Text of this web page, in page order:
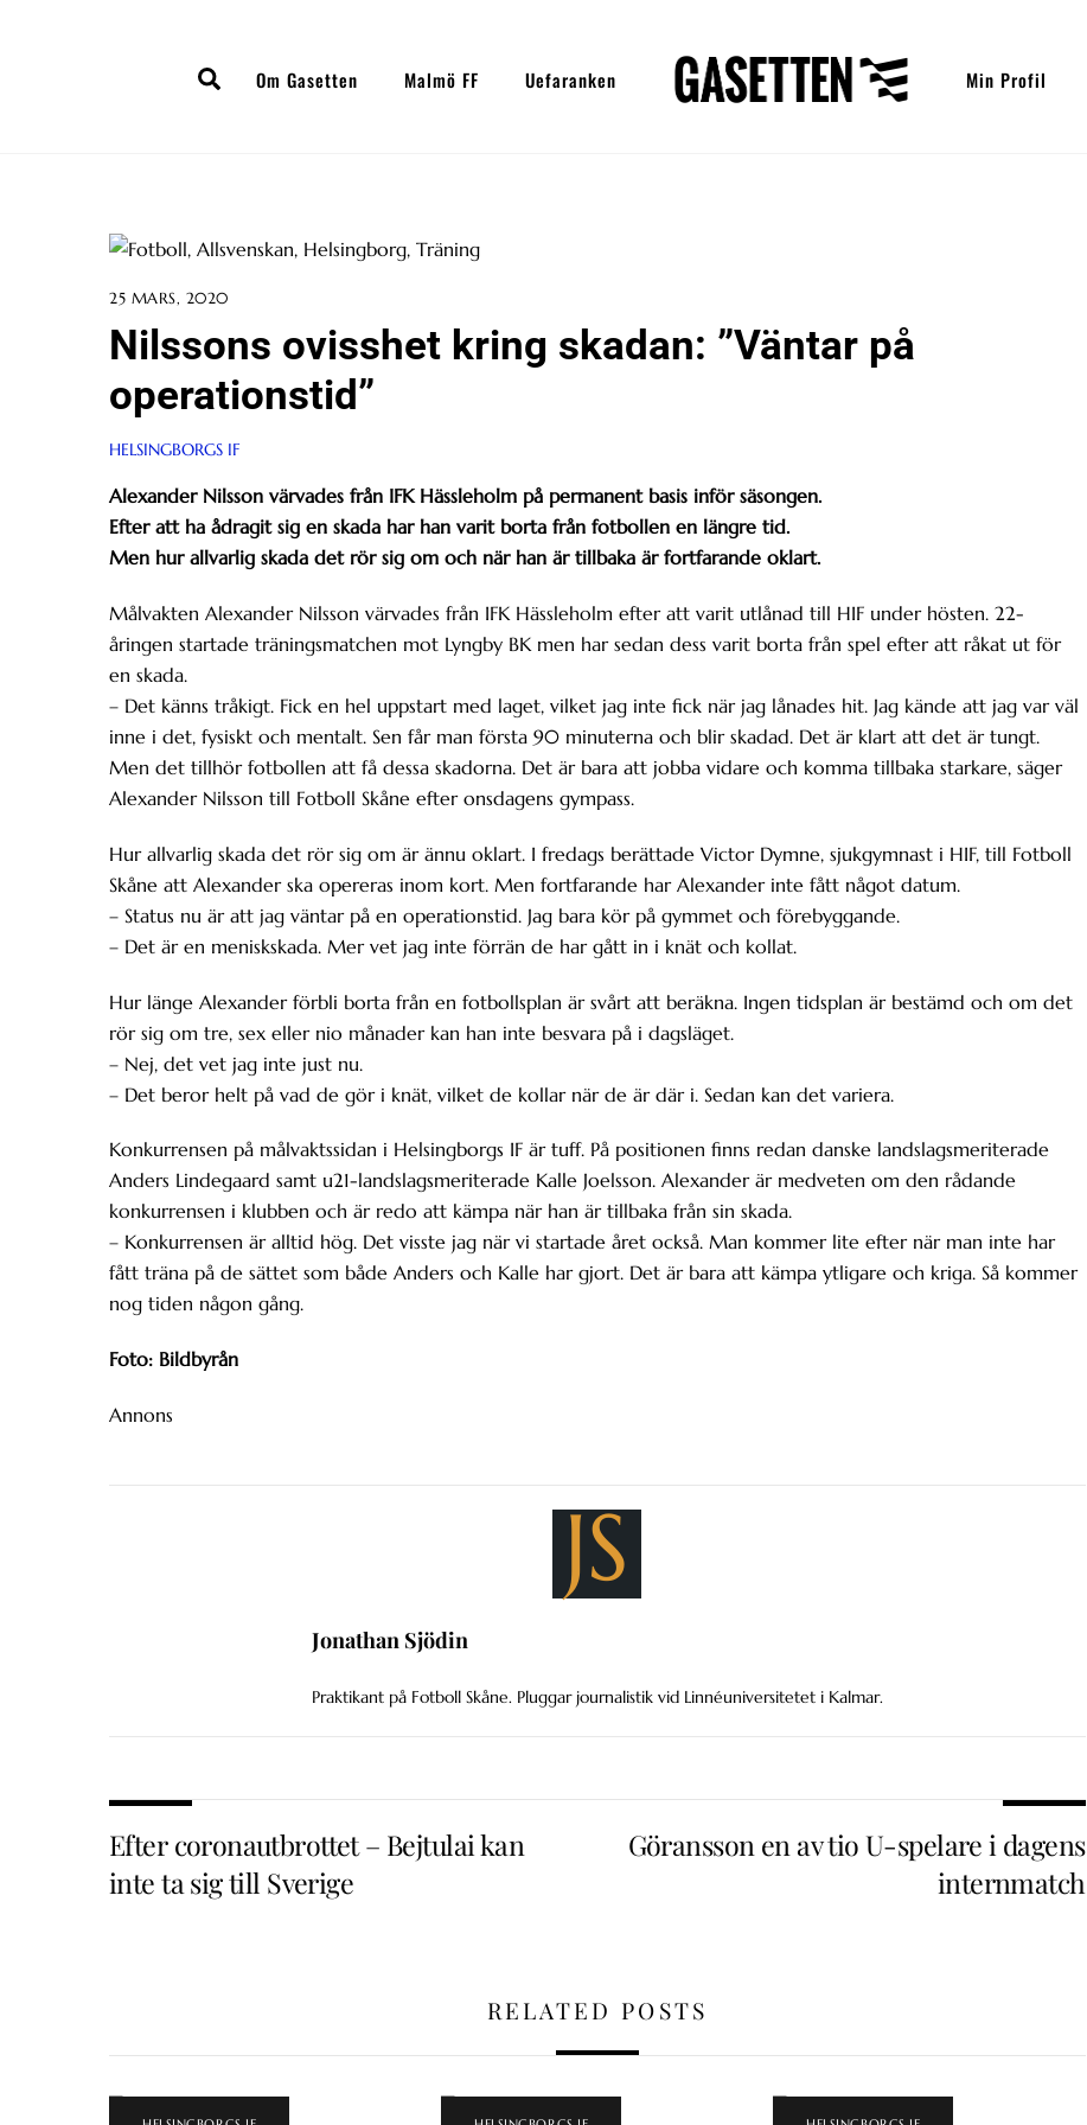
SearchOm Gasetten Malmö FF Uefaranken Min Profil
25 MARS, 2020
Nilssons ovisshet kring skadan: ”Väntar på
operationstid”
HELSINGBORGS IF
Alexander Nilsson värvades från IFK Hässleholm på permanent basis inför säsongen.
Efter att ha ådragit sig en skada har han varit borta från fotbollen en längre tid.
Men hur allvarlig skada det rör sig om och när han är tillbaka är fortfarande oklart.
Målvakten Alexander Nilsson värvades från IFK Hässleholm efter att varit utlånad till HIF under hösten. 22-
åringen startade träningsmatchen mot Lyngby BK men har sedan dess varit borta från spel efter att råkat ut för
en skada.
– Det känns tråkigt. Fick en hel uppstart med laget, vilket jag inte fick när jag lånades hit. Jag kände att jag var väl
inne i det, fysiskt och mentalt. Sen får man första 90 minuterna och blir skadad. Det är klart att det är tungt.
Men det tillhör fotbollen att få dessa skadorna. Det är bara att jobba vidare och komma tillbaka starkare, säger
Alexander Nilsson till Fotboll Skåne efter onsdagens gympass.
Hur allvarlig skada det rör sig om är ännu oklart. I fredags berättade Victor Dymne, sjukgymnast i HIF, till Fotboll
Skåne att Alexander ska opereras inom kort. Men fortfarande har Alexander inte fått något datum.
– Status nu är att jag väntar på en operationstid. Jag bara kör på gymmet och förebyggande.
– Det är en meniskskada. Mer vet jag inte förrän de har gått in i knät och kollat.
Hur länge Alexander förbli borta från en fotbollsplan är svårt att beräkna. Ingen tidsplan är bestämd och om det
rör sig om tre, sex eller nio månader kan han inte besvara på i dagsläget.
– Nej, det vet jag inte just nu.
– Det beror helt på vad de gör i knät, vilket de kollar när de är där i. Sedan kan det variera.
Konkurrensen på målvaktssidan i Helsingborgs IF är tuff. På positionen finns redan danske landslagsmeriterade
Anders Lindegaard samt u21-landslagsmeriterade Kalle Joelsson. Alexander är medveten om den rådande
konkurrensen i klubben och är redo att kämpa när han är tillbaka från sin skada.
– Konkurrensen är alltid hög. Det visste jag när vi startade året också. Man kommer lite efter när man inte har
fått träna på de sättet som både Anders och Kalle har gjort. Det är bara att kämpa ytligare och kriga. Så kommer
nog tiden någon gång.
Foto: Bildbyrån
Annons
JS
Jonathan Sjödin
Praktikant på Fotboll Skåne. Pluggar journalistik vid Linnéuniversitetet i Kalmar.
Efter coronautbrottet – Bejtulai kan
inte ta sig till Sverige
Göransson en av tio U-spelare i dagens
internmatch
RELATED POSTS